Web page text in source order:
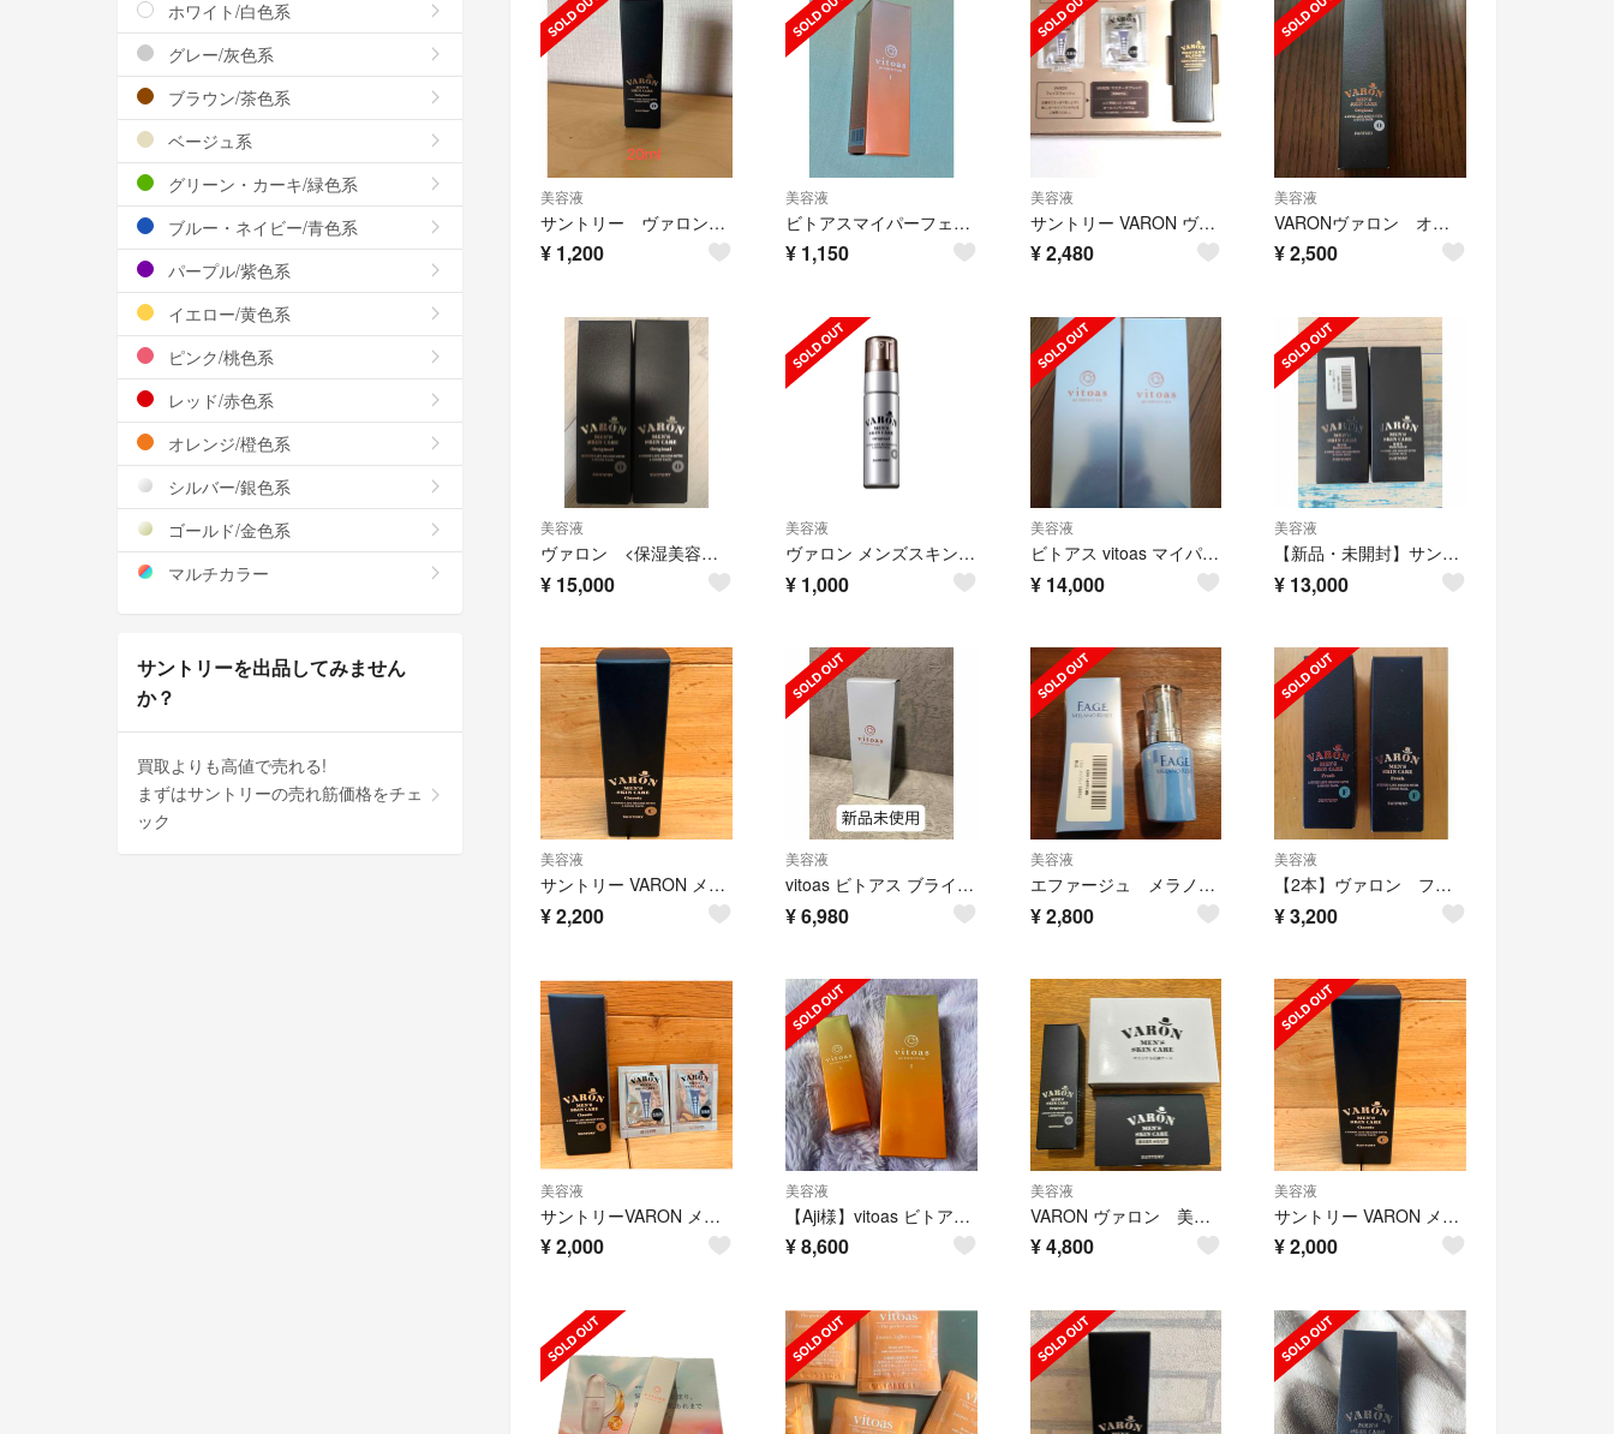
美容液
サントリー ヴァロン 保湿用美容液20ml
¥ 1,200
美容液
ビトアスマイパーフェクション Ⅰ
¥ 1,150
美容液
サントリー VARON ヴァロン マスターズブレンド 体験キット 20ml
¥2,480
美容液
VARONヴァロン オリジナル 保湿美容液 40mL
¥2,500
美容液
ヴァロン <保湿美容液>20mL2本セット
¥ 15,000
美容液
ヴァロン メンズスキンケア40ml
¥ 1,000
美容液
ビトアス vitoas マイパーフェクション 美白美容乳液 120ml 2本
¥ 14,000
美容液
【新品・未開封】サントリーVARONヴァロン無香性120ml×2本セット
¥ 13,000
美容液
サントリー VARON メンズスキンケア クラシッ ク 20ml
¥2,200
美容液
vitoas ビトアス ブライトニング＆リンクル 美容液 120ml 新品未使用
¥6,980
美容液
エファージュ メラノリセット 薬用美白美容液 50ml
¥2,800
美容液
【2本】ヴァロン フレッシュ<保湿美容液>
¥3,200
美容液
サントリーVARON メンズスキンケア クラシッ ク 20ml
¥2,000
美容液
【Aji様】vitoas ビトアス マイパーフェクション
¥8,600
美容液
VARON ヴァロン 美容液 石鹸
¥4,800
美容液
サントリー VARON メンズスキンケア クラシック 20ml
¥2,000
ホワイト/白色系
グレー/灰色系
ブラウン/茶色系
ベージュ系
グリーン・カーキ/緑色系
ブルー・ネイビー/青色系
パープル/紫色系
イエロー/黄色系
ピンク/桃色系
レッド/赤色系
オレンジ/橙色系
シルバー/銀色系
ゴールド/金色系
マルチカラー
サントリーを出品してみません
か？
買取よりも高値で売れる!
まずはサントリーの売れ筋価格をチェ
ック